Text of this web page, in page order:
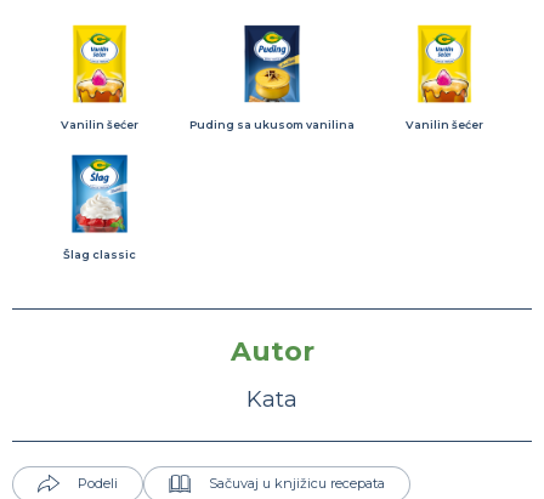
Vanilin šećer Puding sa ukusom vanilina Vanilin šećer
Šlag classic
Autor
Kata
Podeli Sačuvaj u knjižicu recepata